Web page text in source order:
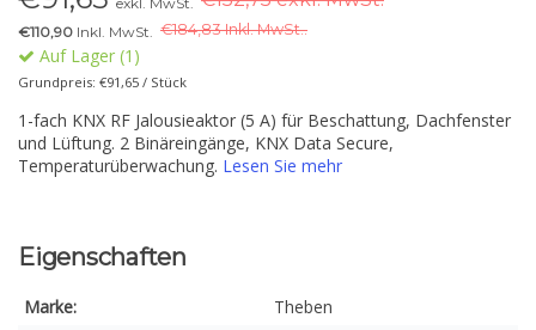
€110,90 Inkl. MwSt. €184,83 Inkl. MwSt..
Auf Lager (1)
Grundpreis: €91,65 / Stück
1-fach KNX RF Jalousieaktor (5 A) für Beschattung, Dachfenster
und Lüftung. 2 Binäreingänge, KNX Data Secure,
Temperaturüberwachung. Lesen Sie mehr
Eigenschaften
Marke:
Theben